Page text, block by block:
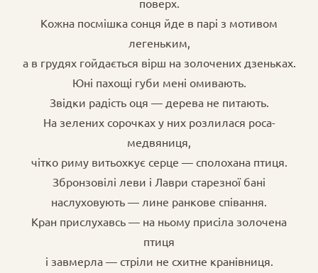
поверх.
Кожна посмішка сонця йде в парі з мотивом
легеньким,
а в грудях гойдається вірш на золочених дзеньках.
Юні пахощі губи мені омивають.
Звідки радість оця — дерева не питають.
На зелених сорочках у них розлилася роса-
медвяниця,
чітко риму витьохкує серце — сполохана птиця.
Збронзовілі леви і Лаври старезної бані
наслуховують — лине ранкове співання.
Кран прислухавсь — на ньому присіла золочена
птиця
і завмерла — стріли не схитне кранівниця.